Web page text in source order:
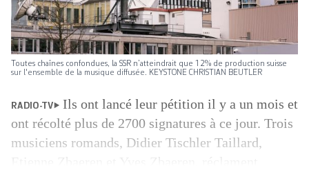
Toutes chaînes confondues, la SSR n’atteindrait que 12% de production suisse
sur l'ensemble de la musique diffusée. KEYSTONE CHRISTIAN BEUTLER
RADIO-TV
Ils ont lancé leur pétition il y a un mois et
ont récolté plus de 2700 signatures à ce jour. Trois
musiciens romands, Didier Tischler Taillard,